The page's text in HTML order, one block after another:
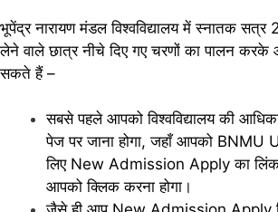
भूपेंद्र नारायण मंडल विश्वविद्यालय में स्नातक
लेने वाले छात्र नीचे दिए गए चरणों का पालन
सकते हैं –
सबसे पहले आपको विश्वविद्यालय की
पेज पर जाना होगा, जहाँ आपको
लिए New Admission Apply का लिंक
आपको क्लिक करना होगा।